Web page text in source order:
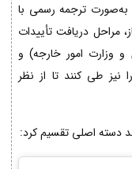
ترجمه رسمی با
مراحل دریافت تأییدات
و وزارت امور خارجه) و
نیز طی کنند تا از نظر
دسته اصلی تقسیم کرد: